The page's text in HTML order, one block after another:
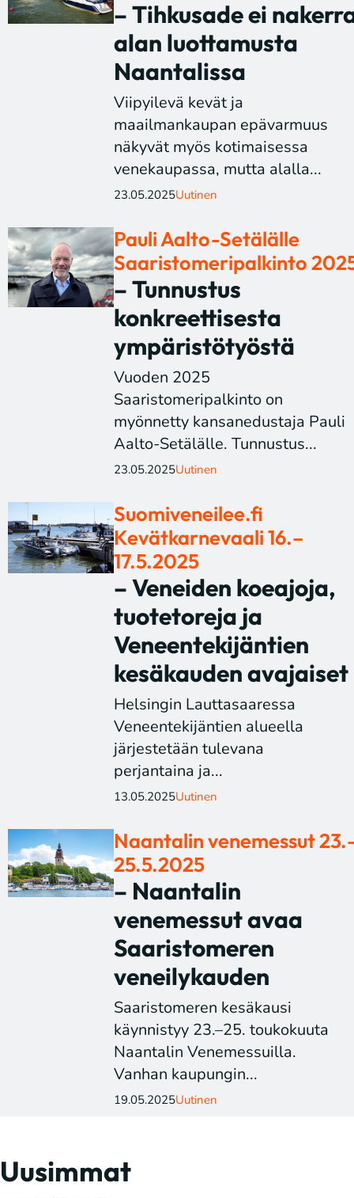
– Tihkusade ei
alan luottamusta
Naantalissa
Viipyilevä kevät ja
maailmankaupan epävarmuus
näkyvät myös kotimaisessa
venekaupassa, mutta alalla...
23.05.2025Uutinen
Pauli Aalto-Setälälle
Saaristomeripalkinto
– Tunnustus
konkreettisesta
ympäristötyöstä
Vuoden 2025
Saaristomeripalkinto on
myönnetty kansanedustaja Pauli
Aalto-Setälälle. Tunnustus...
23.05.2025Uutinen
Suomiveneilee.fi
Kevätkarnevaali 16.–
17.5.2025
– Veneiden koeajoja,
tuotetoreja ja
Veneentekijäntien
kesäkauden avajaiset
Helsingin Lauttasaaressa
Veneentekijäntien alueella
järjestetään tulevana
perjantaina ja...
13.05.2025Uutinen
Naantalin venemessut
25.5.2025
– Naantalin
venemessut avaa
Saaristomeren
veneilykauden
Saaristomeren kesäkausi
käynnistyy 23.–25. toukokuuta
Naantalin Venemessuilla.
Vanhan kaupungin...
19.05.2025Uutinen
Uusimmat